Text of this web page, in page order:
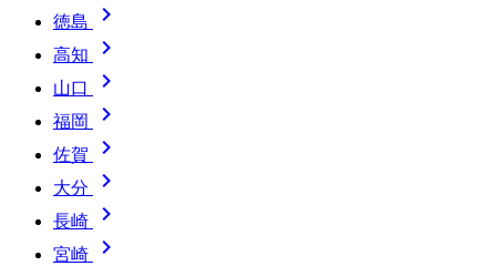
徳島 
高知 
山口 
福岡 
佐賀 
大分 
長崎 
宮崎 